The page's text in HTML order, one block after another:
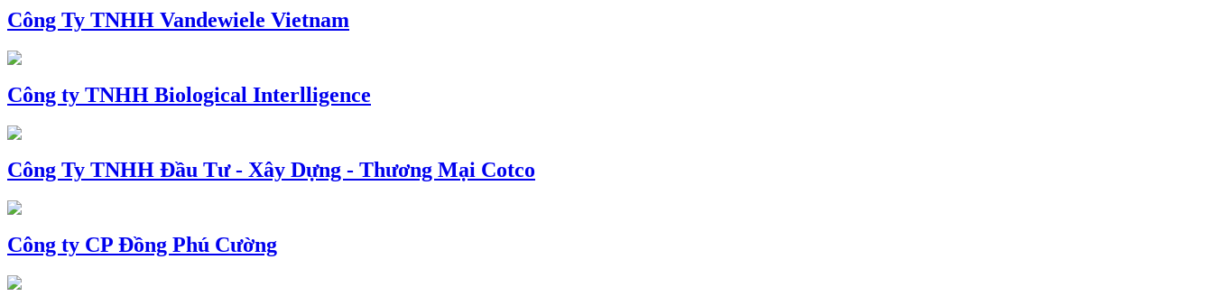
Công Ty TNHH Vandewiele Vietnam
Công ty TNHH Biological Interlligence
Công Ty TNHH Đầu Tư - Xây Dựng - Thương Mại Cotco
Công ty CP Đồng Phú Cường